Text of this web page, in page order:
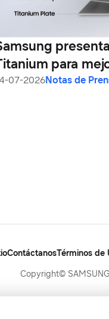
para
07-2026Notas de
ContáctanosTérminos de
Copyright©